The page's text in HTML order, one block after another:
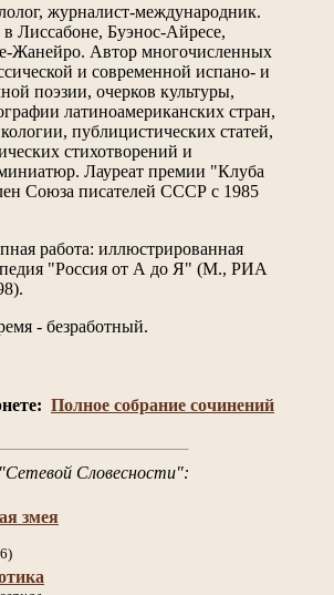
журналист-международник.
Лиссабоне, Буэнос-Айресе,
Жанейро. Автор многочисленных
и современной испано- и
поэзии, очерков культуры,
латиноамериканских стран,
публицистических статей,
стихотворений и
Лауреат премии "Клуба
Союза писателей СССР с 1985
работа: иллюстрированная
"Россия от А до Я" (М., РИА
- безработный.
Полное собрание сочинений
Словесности":
змея